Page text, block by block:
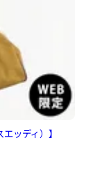
ッディ）】